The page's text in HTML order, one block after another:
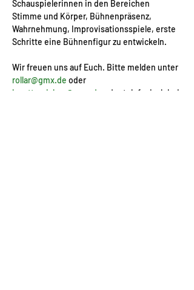
Schauspielerinnen in den Bereichen
Stimme und Körper, Bühnenpräsenz,
Wahrnehmung, Improvisationsspiele, erste
Schritte eine Bühnenfigur zu entwickeln.
Wir freuen uns auf Euch. Bitte melden unter
rollar@gmx.de oder
janettemickan@gmx.de
oder telefonisch bei